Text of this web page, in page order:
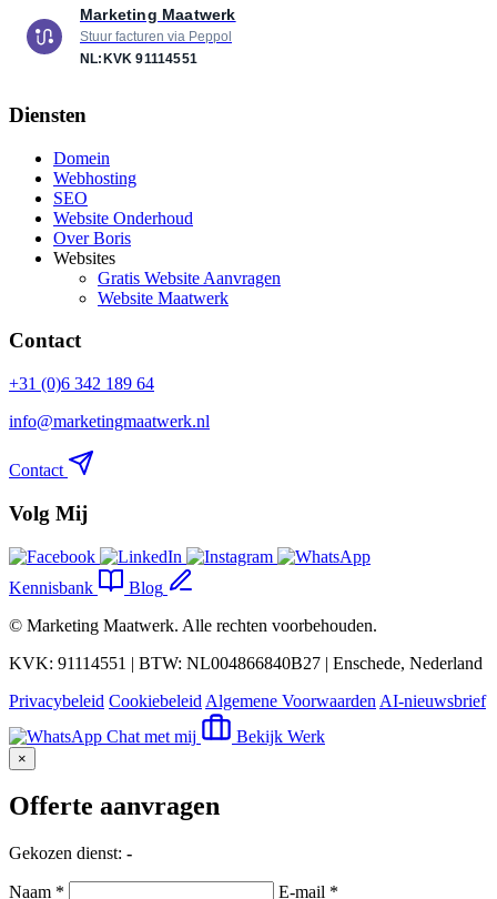
Marketing Maatwerk
Stuur facturen via Peppol
NL:KVK 91114551
Diensten
Domein
Webhosting
SEO
Website Onderhoud
Over Boris
Websites
Gratis Website Aanvragen
Website Maatwerk
Contact
+31 (0)6 342 189 64
info@marketingmaatwerk.nl
Contact
Volg Mij
Kennisbank
Blog
© Marketing Maatwerk. Alle rechten voorbehouden.
KVK: 91114551 | BTW: NL004866840B27 | Enschede, Nederland
Privacybeleid Cookiebeleid Algemene Voorwaarden AI-nieuwsbrief
Chat met mij
Bekijk Werk
×
Offerte aanvragen
Gekozen dienst: -
Naam * E-mail *